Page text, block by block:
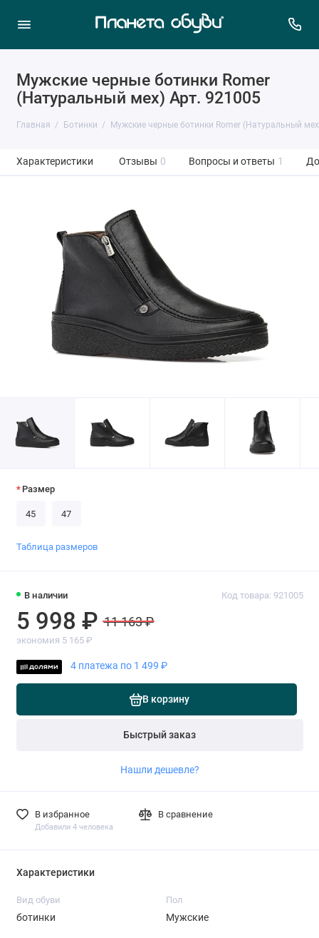
Мужские черные ботинки Romer
(Натуральный мех) Арт. 921005
Главная Ботинки Мужские черные ботинки Romer (Натуральный
Характеристики Отзывы 0 Вопросы и ответы 1
В наличии Код товара: 921005
5 998 ₽ 11 163 ₽
экономия 5 165 ₽
4 платежа по 1 499 ₽
В корзину
Быстрый заказ
Нашли дешевле?
В избранное
Добавили 4 человека
В сравнение
Размер
45 47
Таблица размеров
Характеристики
Вид обуви
ботинки
Пол
Мужские